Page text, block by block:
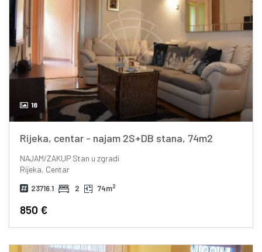
18
Rijeka, centar - najam 2S+DB stana, 74m2
NAJAM/ZAKUPStan u zgradi
Rijeka, Centar
23716.1 2 74m2
850 €